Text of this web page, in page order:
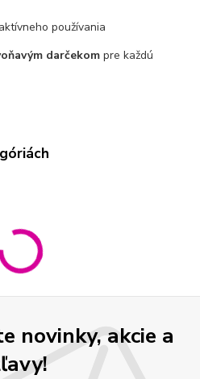
používania
darčekom pre každú
novinky, akcie a